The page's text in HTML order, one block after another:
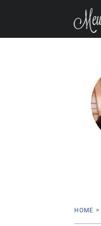
HOME >